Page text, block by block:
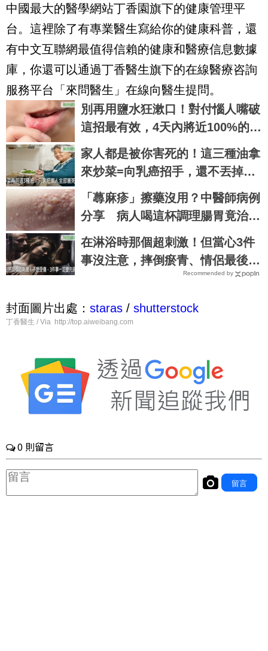
中國最大的醫學網站丁香園旗下的健康管理平
台。這裡除了有專業醫生寫給你的健康科普，還
有中文互聯網最值得信賴的健康和醫療信息數據
庫，你還可以通過丁香醫生旗下的在線醫療咨詢
服務平台「來問醫生」在線向醫生提問。
別再用鹽水狂漱口！對付惱人嘴破
這招最有效，4天內將近100%的人
都痊癒了｜每日健康 Health
家人都是被你害死的！這三種油拿
來炒菜=向乳癌招手，還不丟掉
嗎？｜每日健康 Health
「蕁麻疹」擦藥沒用？中醫師病例
分享 病人喝這杯調理腸胃竟治好
了
在淋浴時那個超刺激！但當心3件
事沒注意，摔倒瘀青、情侶最後只
吵不炒都要怪自己｜每日健康 Hea
Recommended by
封面圖片出處： staras / shutterstock
丁香醫生 / Via http://top.aiweibang.com